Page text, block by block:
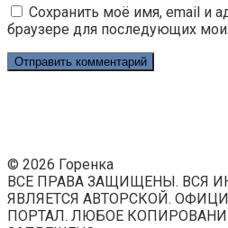
Сохранить моё имя, email и
браузере для последующих
© 2026 Горенка
ВСЕ ПРАВА ЗАЩИЩЕНЫ. ВСЯ
ЯВЛЯЕТСЯ АВТОРСКОЙ.
ПОРТАЛ. ЛЮБОЕ